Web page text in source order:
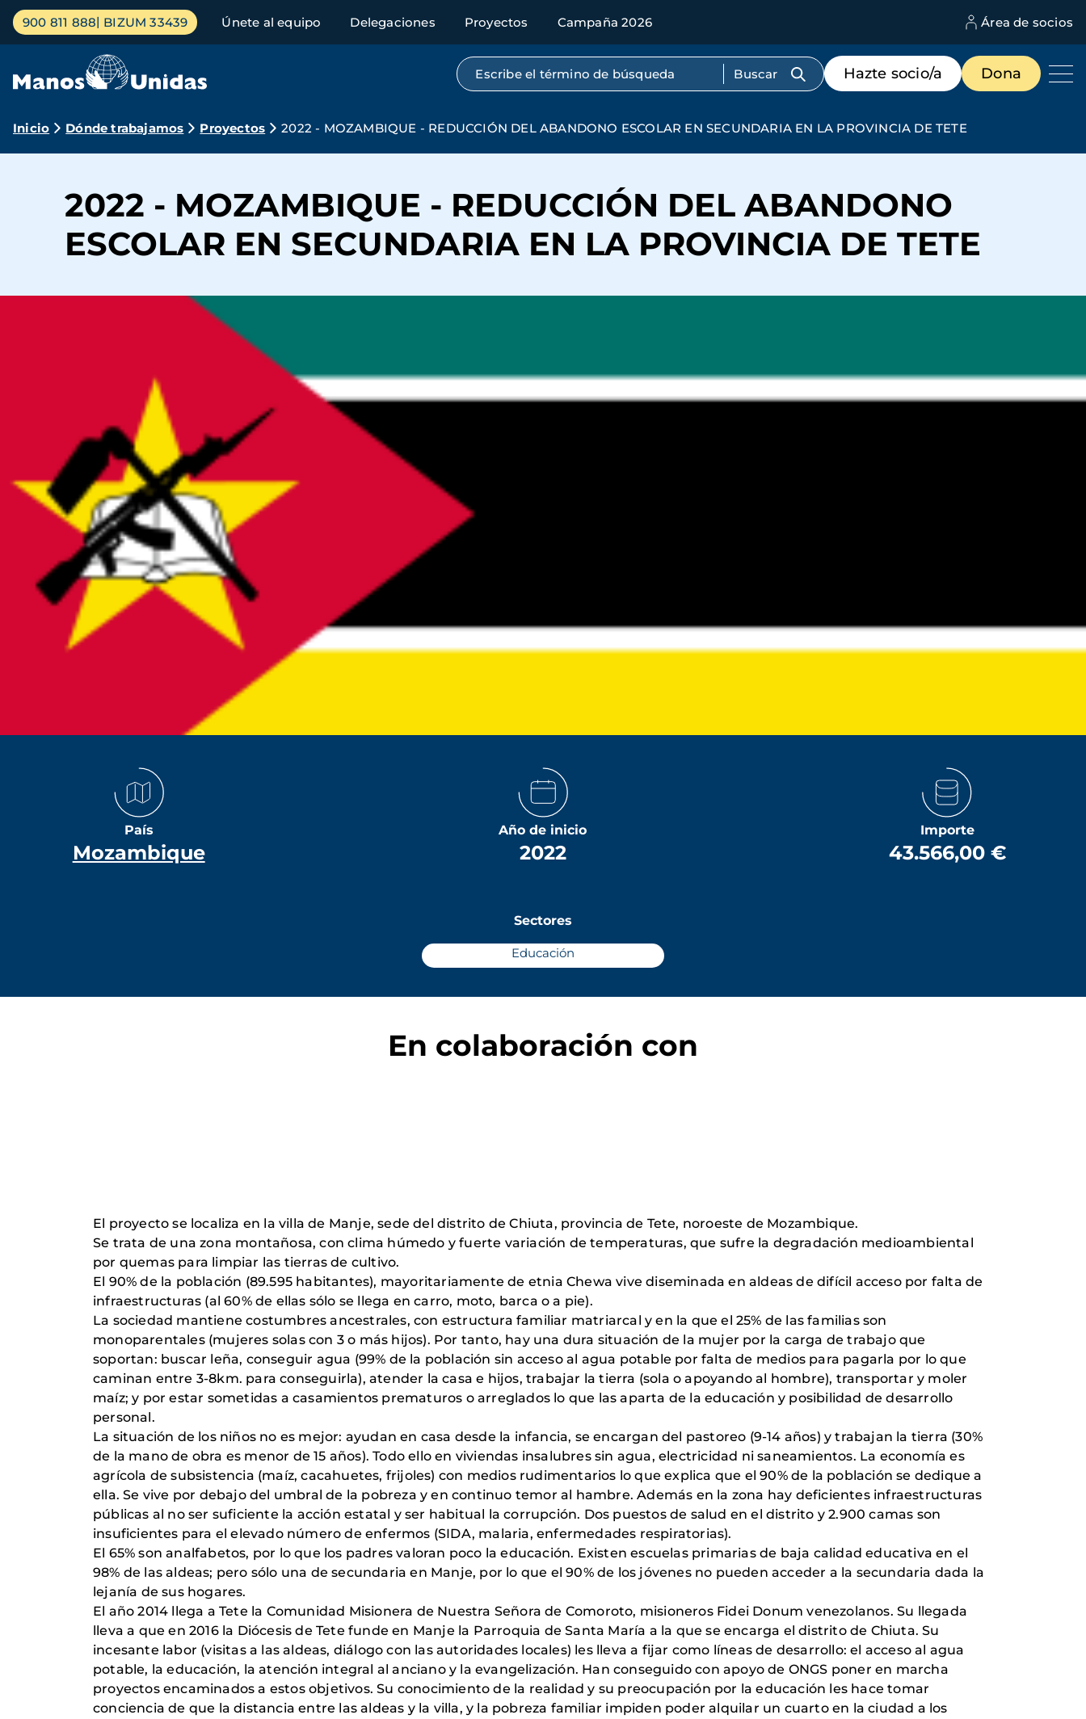
Pasar
contenido
Menú
principal
900 811 888 BIZUM 33439 Únete al equipo Delegaciones Proyectos Campaña 2026 Área de socios
Búsqueda por texto completo
Menú
de
destacados
Hazte socio/a Dona
Ruta
navegación
Inicio Dónde trabajamos Proyectos 2022 - MOZAMBIQUE - REDUCCIÓN DEL ABANDONO ESCOLAR EN SECUNDARIA EN LA PROVINCIA DE TETE
2022 - MOZAMBIQUE - REDUCCIÓN DEL ABANDONO
ESCOLAR EN SECUNDARIA EN LA PROVINCIA DE TETE
País
Mozambique
Año de inicio
2022
Importe
43.566,00 €
Sectores
Educación
En colaboración con
El proyecto se localiza en la villa de Manje, sede del distrito de Chiuta, provincia de Tete, noroeste de Mozambique.
Se trata de una zona montañosa, con clima húmedo y fuerte variación de temperaturas, que sufre la degradación medioambiental
por quemas para limpiar las tierras de cultivo.
El 90% de la población (89.595 habitantes), mayoritariamente de etnia Chewa vive diseminada en aldeas de difícil acceso por falta de
infraestructuras (al 60% de ellas sólo se llega en carro, moto, barca o a pie).
La sociedad mantiene costumbres ancestrales, con estructura familiar matriarcal y en la que el 25% de las familias son
monoparentales (mujeres solas con 3 o más hijos). Por tanto, hay una dura situación de la mujer por la carga de trabajo que
soportan: buscar leña, conseguir agua (99% de la población sin acceso al agua potable por falta de medios para pagarla por lo que
caminan entre 3-8km. para conseguirla), atender la casa e hijos, trabajar la tierra (sola o apoyando al hombre), transportar y moler
maíz; y por estar sometidas a casamientos prematuros o arreglados lo que las aparta de la educación y posibilidad de desarrollo
personal.
La situación de los niños no es mejor: ayudan en casa desde la infancia, se encargan del pastoreo (9-14 años) y trabajan la tierra (30%
de la mano de obra es menor de 15 años). Todo ello en viviendas insalubres sin agua, electricidad ni saneamientos. La economía es
agrícola de subsistencia (maíz, cacahuetes, frijoles) con medios rudimentarios lo que explica que el 90% de la población se dedique a
ella. Se vive por debajo del umbral de la pobreza y en continuo temor al hambre. Además en la zona hay deficientes infraestructuras
públicas al no ser suficiente la acción estatal y ser habitual la corrupción. Dos puestos de salud en el distrito y 2.900 camas son
insuficientes para el elevado número de enfermos (SIDA, malaria, enfermedades respiratorias).
El 65% son analfabetos, por lo que los padres valoran poco la educación. Existen escuelas primarias de baja calidad educativa en el
98% de las aldeas; pero sólo una de secundaria en Manje, por lo que el 90% de los jóvenes no pueden acceder a la secundaria dada la
lejanía de sus hogares.
El año 2014 llega a Tete la Comunidad Misionera de Nuestra Señora de Comoroto, misioneros Fidei Donum venezolanos. Su llegada
lleva a que en 2016 la Diócesis de Tete funde en Manje la Parroquia de Santa María a la que se encarga el distrito de Chiuta. Su
incesante labor (visitas a las aldeas, diálogo con las autoridades locales) les lleva a fijar como líneas de desarrollo: el acceso al agua
potable, la educación, la atención integral al anciano y la evangelización. Han conseguido con apoyo de ONGS poner en marcha
proyectos encaminados a estos objetivos. Su conocimiento de la realidad y su preocupación por la educación les hace tomar
conciencia de que la distancia entre las aldeas y la villa, y la pobreza familiar impiden poder alquilar un cuarto en la ciudad a los